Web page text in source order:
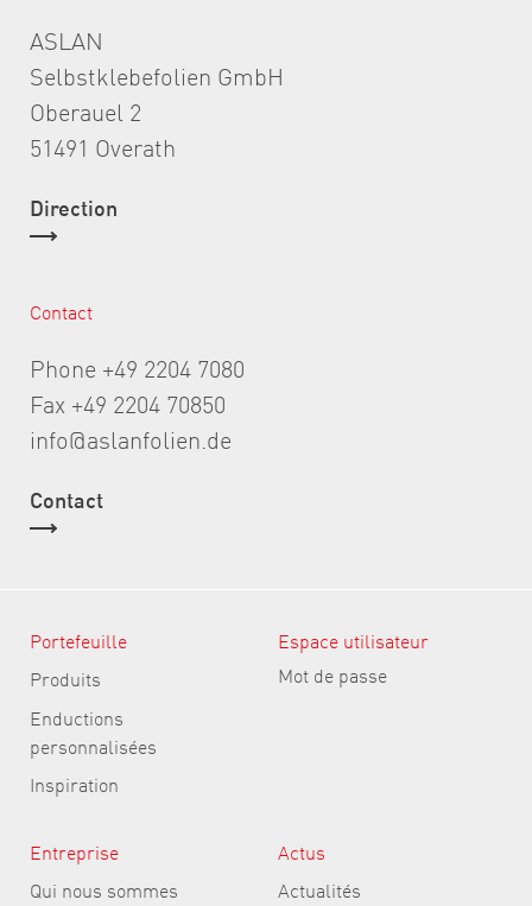
ASLAN
Selbstklebefolien GmbH
Oberauel 2
51491 Overath
Direction
Contact
Phone +49 2204 7080
Fax +49 2204 70850
info@aslanfolien.de
Contact
Portefeuille
Produits
Enductions
personnalisées
Inspiration
Espace utilisateur
Mot de passe
Entreprise
Qui nous sommes
Actus
Actualités